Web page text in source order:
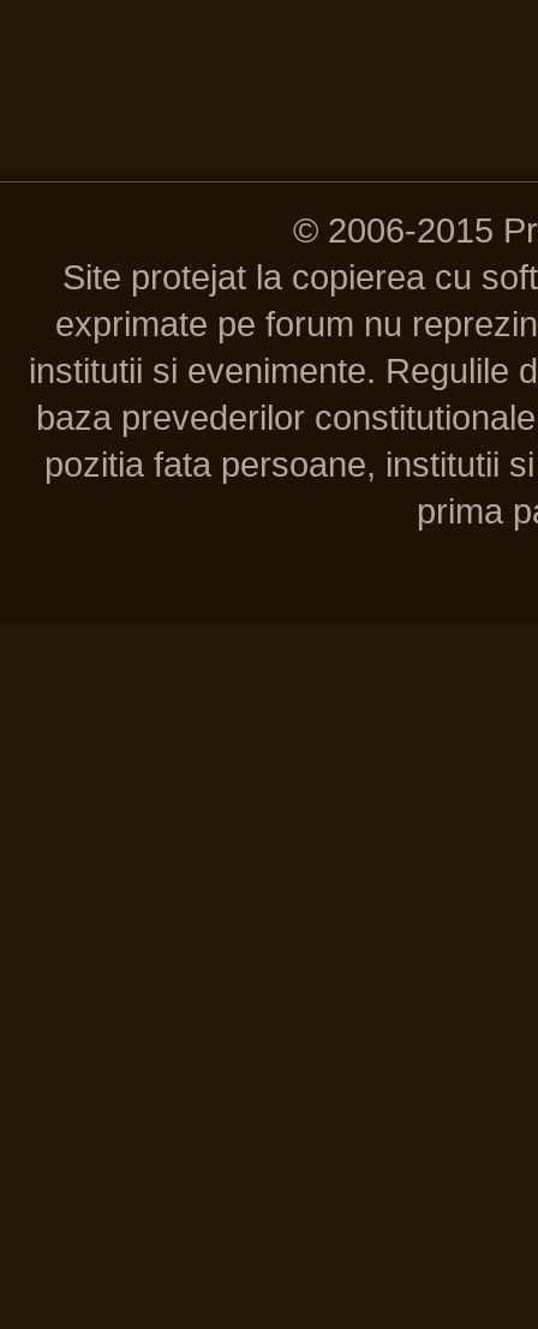
© 2006-2015
Site protejat la copierea cu
exprimate pe forum nu
institutii si evenimente. Regulile
baza prevederilor
pozitia fata persoane, institutii
prima